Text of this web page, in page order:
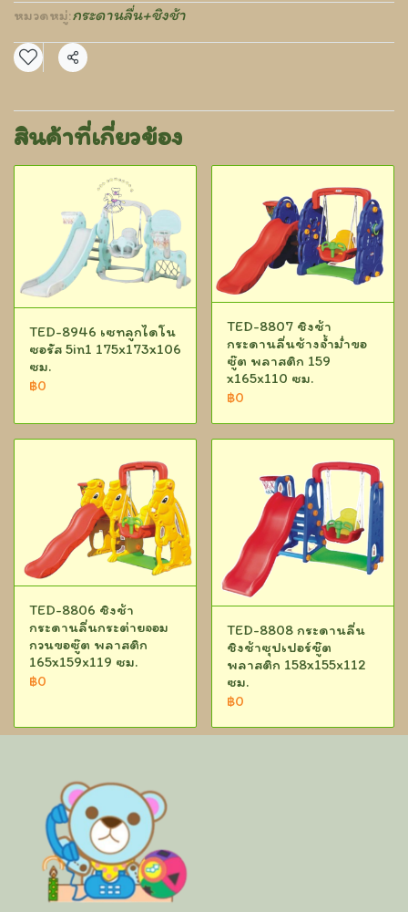
หมวดหมู่:กระดานลื่น+ชิงช้า
แชร์
สินค้าที่เกี่ยวข้อง
TED-8946 เซทลูกไดโน
ซอรัส 5in1 175x173x106
ซม.
฿0
TED-8807 ชิงช้า
กระดานลื่นช้างจ้ำม่ำขอ
ซู๊ต พลาสติก 159
x165x110 ซม.
฿0
TED-8806 ชิงช้า
กระดานลื่นกระต่ายจอม
กวนขอซู๊ต พลาสติก
165x159x119 ซม.
฿0
TED-8808 กระดานลื่น
ชิงช้าซุปเปอร์ชู๊ต
พลาสติก 158x155x112
ซม.
฿0